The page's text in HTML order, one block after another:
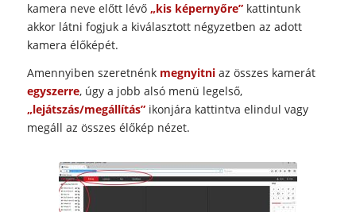
kamera neve előtt lévő„kis képernyőre”kattintunk
akkor látni fogjuk a kiválasztott négyzetben az adott
kamera élőképét.
Amennyiben szeretnénk megnyitni az összes kamerát
egyszerre, úgy a jobb alsó menü legelső,
„lejátszás/megállítás”ikonjára kattintva elindul vagy
megáll az összes élőkép nézet.